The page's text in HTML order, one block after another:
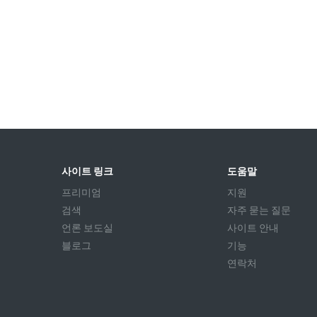
사이트 링크
프리미엄
검색
언론 보도실
블로그
도움말
지원
자주 묻는 질문
사이트 안내
기능
연락처